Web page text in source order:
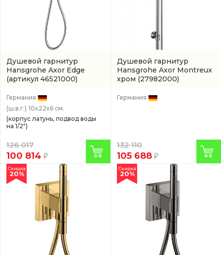
Душевой гарнитур
Hansgrohe Axor Edge
(артикул 46521000)
Германия
(ш.в.г.) 10x22x6 см.
(корпус латунь, подвод воды
на 1/2")
126 017
100 814
Душевой гарнитур
Hansgrohe Axor Montreux
хром (27982000)
Германия
132 110
105 688
Скидка
20%
Скидка
20%